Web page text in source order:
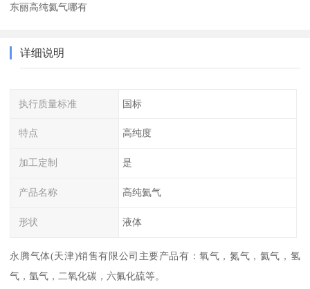
东丽高纯氦气哪有
详细说明
执行质量标准 国标
特点 高纯度
加工定制 是
产品名称 高纯氦气
形状 液体
永腾气体(天津)销售有限公司主要产品有：氧气，氮气，氦气，氢
气，氩气，二氧化碳，六氟化硫等。